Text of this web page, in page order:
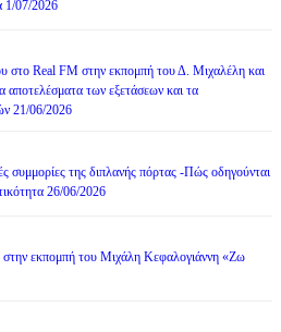
1/07/2026
Real FM στην εκπομπή του Δ. Μιχαλέλη και
αποτελέσματα των εξετάσεων και τα
21/06/2026
συμμορίες της διπλανής πόρτας -Πώς οδηγούνται
26/06/2026
εκπομπή του Μιχάλη Κεφαλογιάννη «Ζω